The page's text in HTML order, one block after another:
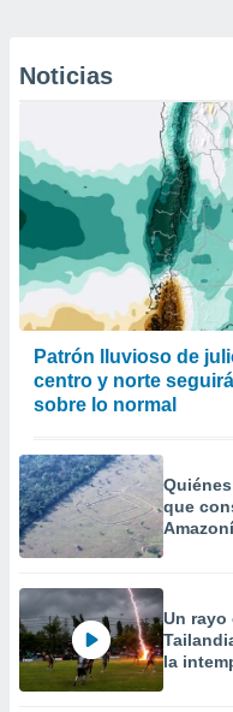
Noticias
Patrón lluvioso de
centro y norte
sobre lo normal
que
Un rayo
la